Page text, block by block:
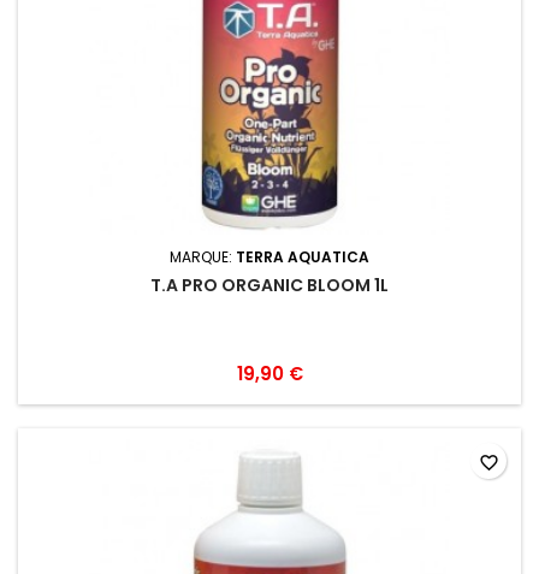
MARQUE: TERRA AQUATICA
T.A PRO ORGANIC BLOOM 1L
19,90 €
favorite_border